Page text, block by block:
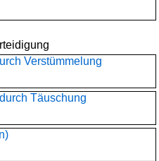
Verstümmelung
Täuschung